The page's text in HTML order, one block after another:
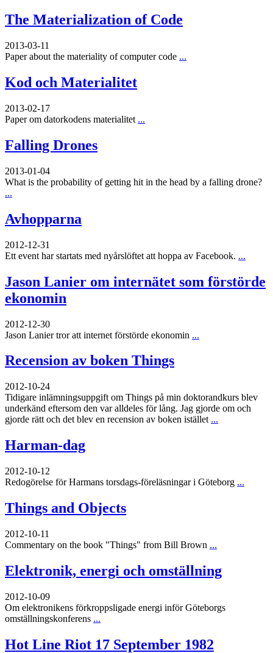
The Materialization of Code
2013-03-11
Paper about the materiality of computer code ...
Kod och Materialitet
2013-02-17
Paper om datorkodens materialitet ...
Falling Drones
2013-01-04
What is the probability of getting hit in the head by a falling drone?
...
Avhopparna
2012-12-31
Ett event har startats med nyårslöftet att hoppa av Facebook. ...
Jason Lanier om internätet som förstörde
ekonomin
2012-12-30
Jason Lanier tror att internet förstörde ekonomin ...
Recension av boken Things
2012-10-24
Tidigare inlämningsuppgift om Things på min doktorandkurs blev
underkänd eftersom den var alldeles för lång. Jag gjorde om och
gjorde rätt och det blev en recension av boken istället ...
Harman-dag
2012-10-12
Redogörelse för Harmans torsdags-föreläsningar i Göteborg ...
Things and Objects
2012-10-11
Commentary on the book "Things" from Bill Brown ...
Elektronik, energi och omställning
2012-10-09
Om elektronikens förkroppsligade energi inför Göteborgs
omställningskonferens ...
Hot Line Riot 17 September 1982